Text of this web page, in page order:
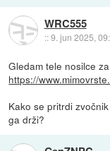
WRC555
::9. jun 2025,
Gledam tele nosilce
https://
Kako se pritrdi
ga drži?